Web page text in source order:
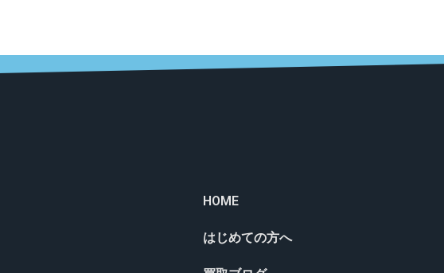
HOME
はじめての方へ